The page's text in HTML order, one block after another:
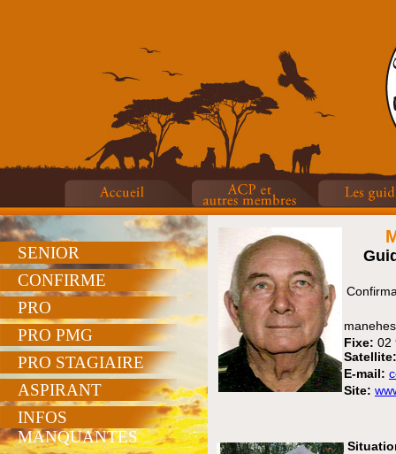
SENIOR
CONFIRME
PRO
PRO PMG
PRO STAGIAIRE
ASPIRANT
INFOS
MANQUANTES
Fixe: 02
Satellite:
E-mail:
Site: